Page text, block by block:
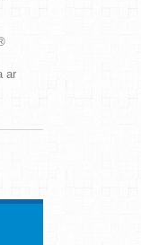
ar